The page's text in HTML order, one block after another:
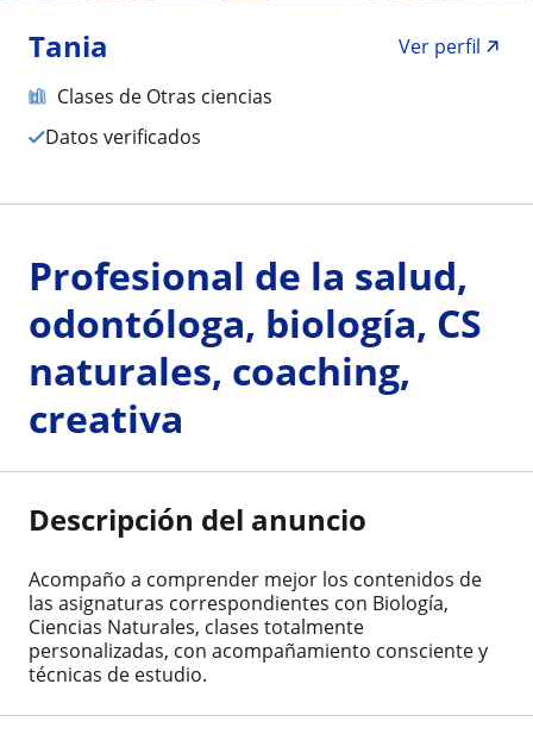
Tania
Ver perfil
Clases de Otras ciencias
Datos verificados
Profesional de la salud,
odontóloga, biología, CS
naturales, coaching,
creativa
Descripción del anuncio
Acompaño a comprender mejor los contenidos de
las asignaturas correspondientes con Biología,
Ciencias Naturales, clases totalmente
personalizadas, con acompañamiento consciente y
técnicas de estudio.